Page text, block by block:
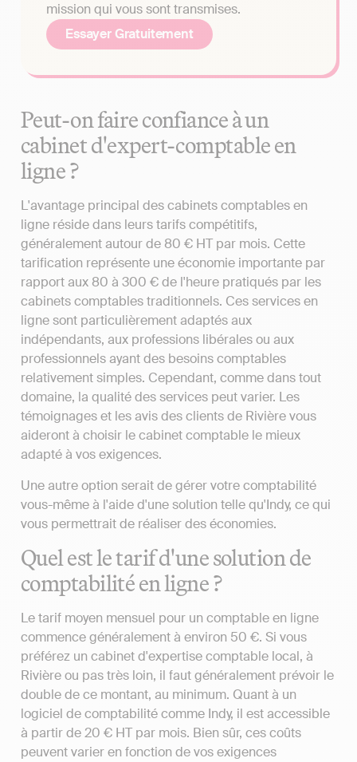
mission qui vous sont transmises.
Essayer Gratuitement
Peut-on faire confiance à un
cabinet d'expert-comptable en
ligne ?
L'avantage principal des cabinets comptables en
ligne réside dans leurs tarifs compétitifs,
généralement autour de 80 € HT par mois. Cette
tarification représente une économie importante par
rapport aux 80 à 300 € de l'heure pratiqués par les
cabinets comptables traditionnels. Ces services en
ligne sont particulièrement adaptés aux
indépendants, aux professions libérales ou aux
professionnels ayant des besoins comptables
relativement simples. Cependant, comme dans tout
domaine, la qualité des services peut varier. Les
témoignages et les avis des clients de Rivière vous
aideront à choisir le cabinet comptable le mieux
adapté à vos exigences.
Une autre option serait de gérer votre comptabilité
vous-même à l'aide d'une solution telle qu'Indy, ce qui
vous permettrait de réaliser des économies.
Quel est le tarif d'une solution de
comptabilité en ligne ?
Le tarif moyen mensuel pour un comptable en ligne
commence généralement à environ 50 €. Si vous
préférez un cabinet d'expertise comptable local, à
Rivière ou pas très loin, il faut généralement prévoir le
double de ce montant, au minimum. Quant à un
logiciel de comptabilité comme Indy, il est accessible
à partir de 20 € HT par mois. Bien sûr, ces coûts
peuvent varier en fonction de vos exigences